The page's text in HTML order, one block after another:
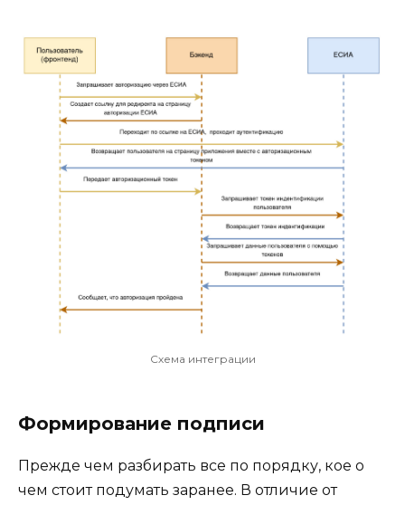
Схема интеграции
Формирование подписи
Прежде чем разбирать все по порядку, кое о
чем стоит подумать заранее. В отличие от